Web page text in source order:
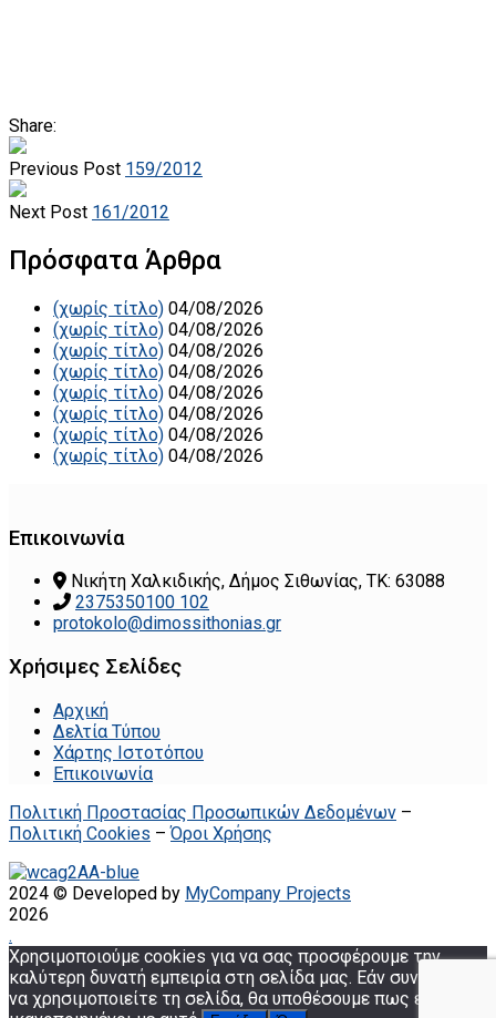
Share:
Previous Post 159/2012
Next Post 161/2012
Πρόσφατα Άρθρα
(χωρίς τίτλο) 04/08/2026
(χωρίς τίτλο) 04/08/2026
(χωρίς τίτλο) 04/08/2026
(χωρίς τίτλο) 04/08/2026
(χωρίς τίτλο) 04/08/2026
(χωρίς τίτλο) 04/08/2026
(χωρίς τίτλο) 04/08/2026
(χωρίς τίτλο) 04/08/2026
Επικοινωνία
Νικήτη Χαλκιδικής, Δήμος Σιθωνίας, ΤΚ: 63088
2375350100 102
protokolo@dimossithonias.gr
Χρήσιμες Σελίδες
Αρχική
Δελτία Τύπου
Χάρτης Ιστοτόπου
Επικοινωνία
Πολιτική Προστασίας Προσωπικών Δεδομένων –
Πολιτική Cookies –Όροι Χρήσης
2024 © Developed by MyCompany Projects
2026
.
Χρησιμοποιούμε cookies για να σας προσφέρουμε την
καλύτερη δυνατή εμπειρία στη σελίδα μας. Εάν συνεχίσετε
να χρησιμοποιείτε τη σελίδα, θα υποθέσουμε πως είστε